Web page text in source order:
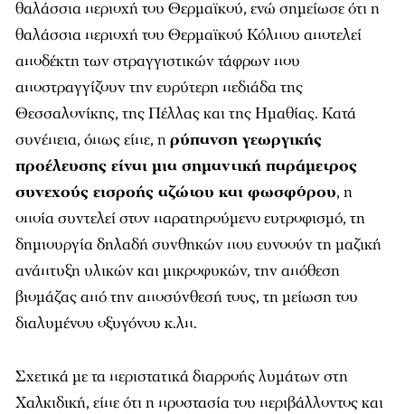
θαλάσσια περιοχή του Θερμαϊκού, ενώ σημείωσε ότι η
θαλάσσια περιοχή του Θερμαϊκού Κόλπου αποτελεί
αποδέκτη των στραγγιστικών τάφρων που
αποστραγγίζουν την ευρύτερη πεδιάδα της
Θεσσαλονίκης, της Πέλλας και της Ημαθίας. Κατά
συνέπεια, όπως είπε, ηρύπανση γεωργικής
προέλευσης είναι μια σημαντική παράμετρος
συνεχούς εισροής αζώτου και φωσφόρου, η
οποία συντελεί στον παρατηρούμενο ευτροφισμό, τη
δημιουργία δηλαδή συνθηκών που ευνοούν τη μαζική
ανάπτυξη υλικών και μικροφυκών, την απόθεση
βιομάζας από την αποσύνθεσή τους, τη μείωση του
διαλυμένου οξυγόνου κ.λπ.
Σχετικά με τα περιστατικά διαρροής λυμάτων στη
Χαλκιδική, είπε ότι η προστασία του περιβάλλοντος και